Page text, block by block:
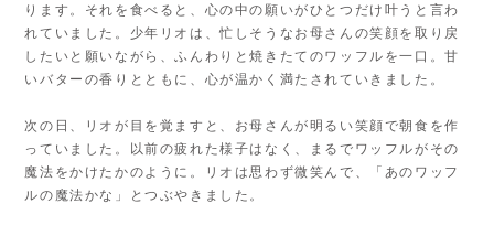
ります。それを食べると、心の中の願いがひとつだけ叶うと言わ
れていました。少年リオは、忙しそうなお母さんの笑顔を取り戻
したいと願いながら、ふんわりと焼きたてのワッフルを一口。甘
いバターの香りとともに、心が温かく満たされていきました。
次の日、リオが目を覚ますと、お母さんが明るい笑顔で朝食を作
っていました。以前の疲れた様子はなく、まるでワッフルがその
魔法をかけたかのように。リオは思わず微笑んで、「あのワッフ
ルの魔法かな」とつぶやきました。